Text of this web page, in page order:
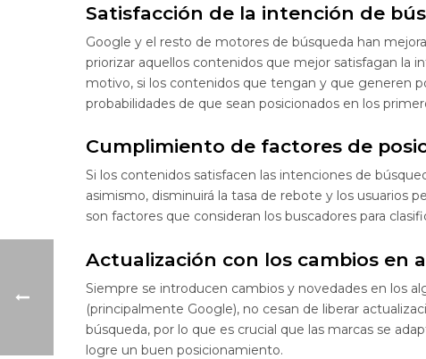
Satisfacción de la intención de
Google y el resto de motores de búsqueda han
priorizar aquellos contenidos que mejor satisfagan la
motivo, si los contenidos que tengan y que generen
probabilidades de que sean posicionados en los
Cumplimiento de factores de
Si los contenidos satisfacen las intenciones de
asimismo, disminuirá la tasa de rebote y los usuarios
son factores que consideran los buscadores para
Actualización con los cambios en
Siempre se introducen cambios y novedades en los
(principalmente Google), no cesan de liberar
búsqueda, por lo que es crucial que las marcas se
logre un buen posicionamiento.